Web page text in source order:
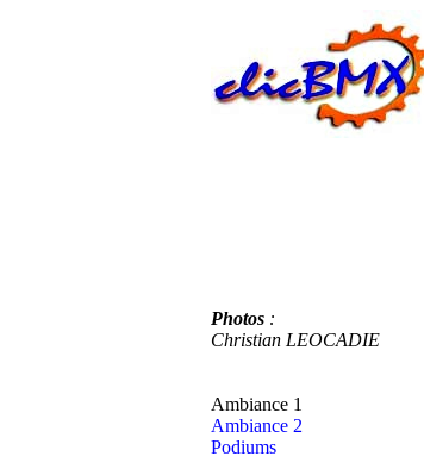
Photos :
Christian LEOCADIE
Ambiance 1
Ambiance 2
Podiums